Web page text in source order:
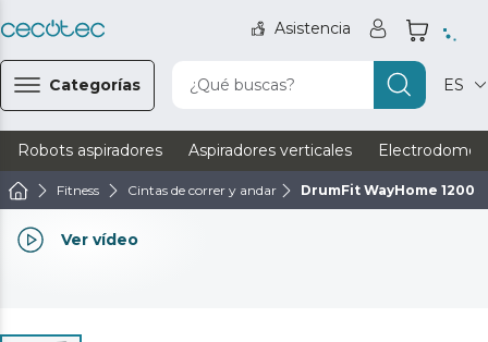
Asistencia
Categorías ¿Qué buscas? ES
Robots aspiradores Aspiradores verticales
Fitness Cintas de correr y andar DrumFit WayHome 1200
Ver vídeo